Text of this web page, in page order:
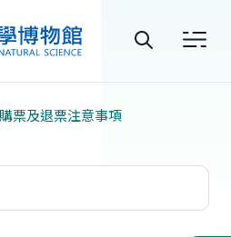
尋
購票及退票注意事項